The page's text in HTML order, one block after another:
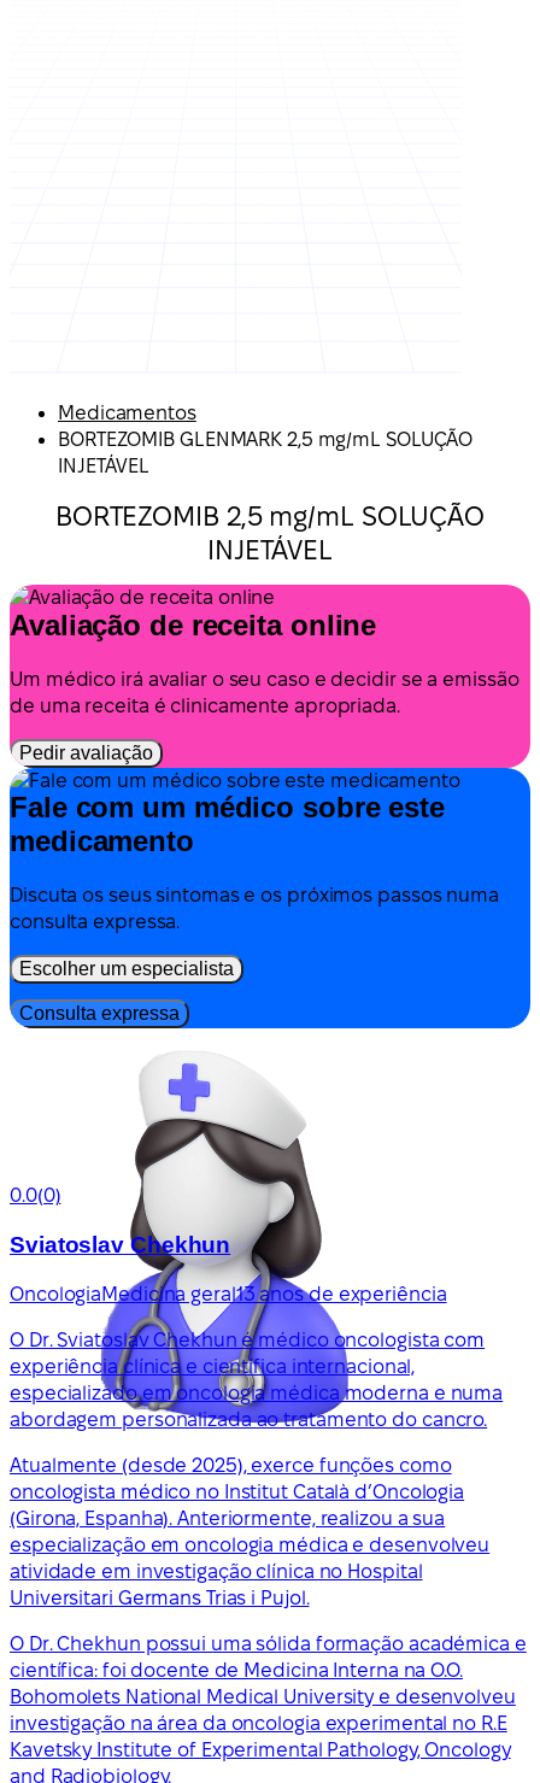
Medicamentos
BORTEZOMIB GLENMARK 2,5 mg/mL SOLUÇÃO
INJETÁVEL
BORTEZOMIB 2,5 mg/mL SOLUÇÃO
INJETÁVEL
Avaliação de receita online
Um médico irá avaliar o seu caso e decidir se a emissão
de uma receita é clinicamente apropriada.
Pedir avaliação
Fale com um médico sobre este
medicamento
Discuta os seus sintomas e os próximos passos numa
consulta expressa.
Escolher um especialista
Consulta expressa
0.0(0)
Sviatoslav Chekhun
OncologiaMedicina geral13 anos de experiência
O Dr. Sviatoslav Chekhun é médico oncologista com
experiência clínica e científica internacional,
especializado em oncologia médica moderna e numa
abordagem personalizada ao tratamento do cancro.
Atualmente (desde 2025), exerce funções como
oncologista médico no Institut Català d’Oncologia
(Girona, Espanha). Anteriormente, realizou a sua
especialização em oncologia médica e desenvolveu
atividade em investigação clínica no Hospital
Universitari Germans Trias i Pujol.
O Dr. Chekhun possui uma sólida formação académica e
científica: foi docente de Medicina Interna na O.O.
Bohomolets National Medical University e desenvolveu
investigação na área da oncologia experimental no R.E
Kavetsky Institute of Experimental Pathology, Oncology
and Radiobiology.